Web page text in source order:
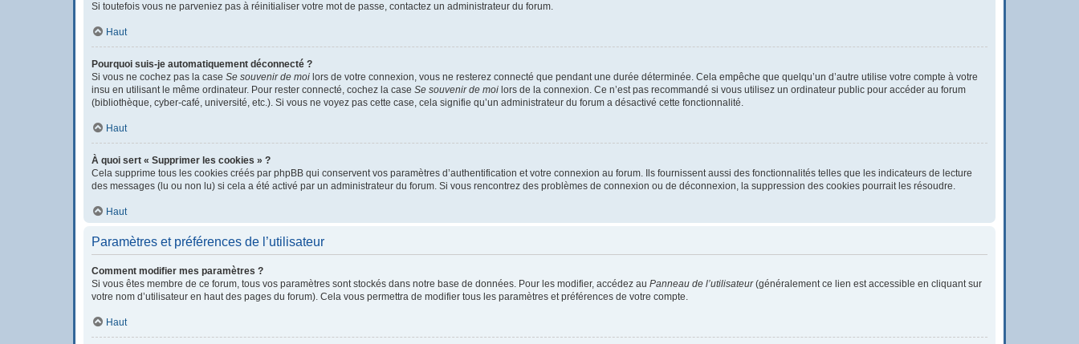
Si toutefois vous ne parveniez pas à réinitialiser votre mot de passe, contactez un administrateur du forum.
Haut
Pourquoi suis-je automatiquement déconnecté ?
Si vous ne cochez pas la case Se souvenir de moi lors de votre connexion, vous ne resterez connecté que pendant une durée déterminée. Cela empêche que quelqu’un d’autre utilise votre compte à votre
insu en utilisant le même ordinateur. Pour rester connecté, cochez la case Se souvenir de moi lors de la connexion. Ce n’est pas recommandé si vous utilisez un ordinateur public pour accéder au forum
(bibliothèque, cyber-café, université, etc.). Si vous ne voyez pas cette case, cela signifie qu’un administrateur du forum a désactivé cette fonctionnalité.
Haut
À quoi sert « Supprimer les cookies » ?
Cela supprime tous les cookies créés par phpBB qui conservent vos paramètres d’authentification et votre connexion au forum. Ils fournissent aussi des fonctionnalités telles que les indicateurs de lecture
des messages (lu ou non lu) si cela a été activé par un administrateur du forum. Si vous rencontrez des problèmes de connexion ou de déconnexion, la suppression des cookies pourrait les résoudre.
Haut
Paramètres et préférences de l’utilisateur
Comment modifier mes paramètres ?
Si vous êtes membre de ce forum, tous vos paramètres sont stockés dans notre base de données. Pour les modifier, accédez au Panneau de l’utilisateur(généralement ce lien est accessible en cliquant sur
votre nom d’utilisateur en haut des pages du forum). Cela vous permettra de modifier tous les paramètres et préférences de votre compte.
Haut